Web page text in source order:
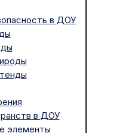
в ДОУ
в ДОУ
элементы